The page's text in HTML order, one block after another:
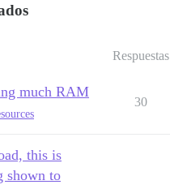
Respuestas
much RAM
30
this is
shown to